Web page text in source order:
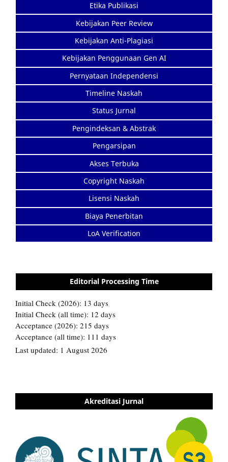
Etika Publikasi
Kebijakan Peer Review
Kebijakan Anti-Plagiasi
Kebijakan Penggunaan Gen AI
Pernyataan Independensi
Timeline Naskah
Status Jurnal
Pengindeksan & Abstrak
Pengarsipan
Akses Terbuka
Copyright Naskah
Lisensi Naskah
Biaya Penerbitan
LoA Verification
Editorial Processing Time
Akreditasi Jurnal